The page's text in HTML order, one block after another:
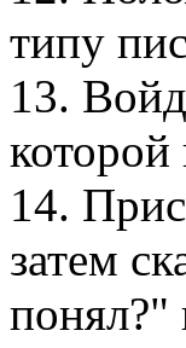
типу
13.
которой
14.
затем
понял?"